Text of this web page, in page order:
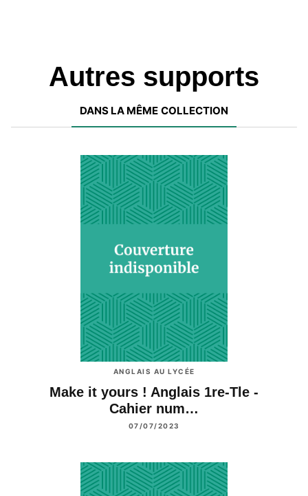
Autres supports
DANS LA MÊME COLLECTION
ANGLAIS AU LYCÉE
Make it yours ! Anglais 1re-Tle -
Cahier num…
07/07/2023